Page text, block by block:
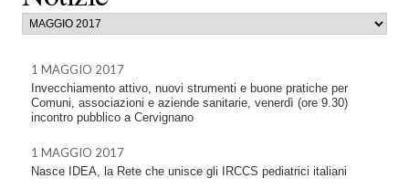
1 MAGGIO 2017
Invecchiamento attivo, nuovi strumenti e buone pratiche per
Comuni, associazioni e aziende sanitarie, venerdì (ore 9.30)
incontro pubblico a Cervignano
1 MAGGIO 2017
Nasce IDEA, la Rete che unisce gli IRCCS pediatrici italiani